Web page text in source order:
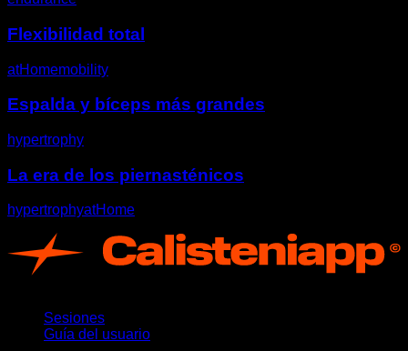
Flexibilidad total
atHomemobility
Espalda y bíceps más grandes
hypertrophy
La era de los piernasténicos
hypertrophyatHome
Sesiones
Guía del usuario